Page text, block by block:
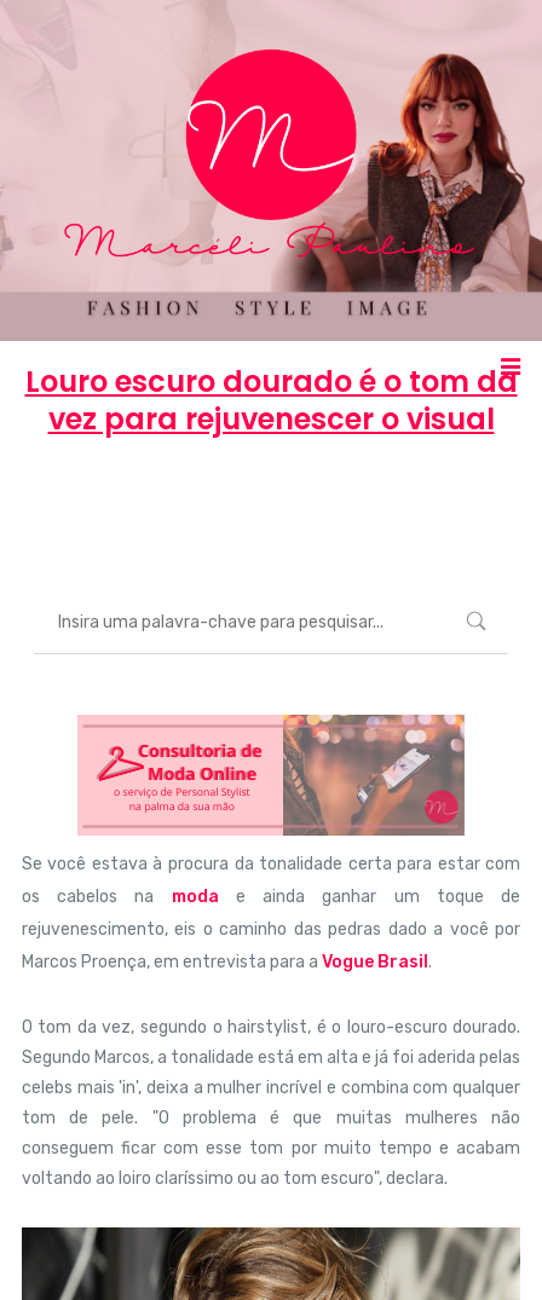
Louro escuro dourado é o tom da
vez para rejuvenescer o visual
Se você estava à procura da tonalidade certa para estar com
os cabelos na moda e ainda ganhar um toque de
rejuvenescimento, eis o caminho das pedras dado a você por
Marcos Proença, em entrevista para a Vogue Brasil .
O tom da vez, segundo o hairstylist, é o louro-escuro dourado.
Segundo Marcos, a tonalidade está em alta e já foi aderida pelas
celebs mais 'in', deixa a mulher incrível e combina com qualquer
tom de pele. "O problema é que muitas mulheres não
conseguem ficar com esse tom por muito tempo e acabam
voltando ao loiro claríssimo ou ao tom escuro", declara.